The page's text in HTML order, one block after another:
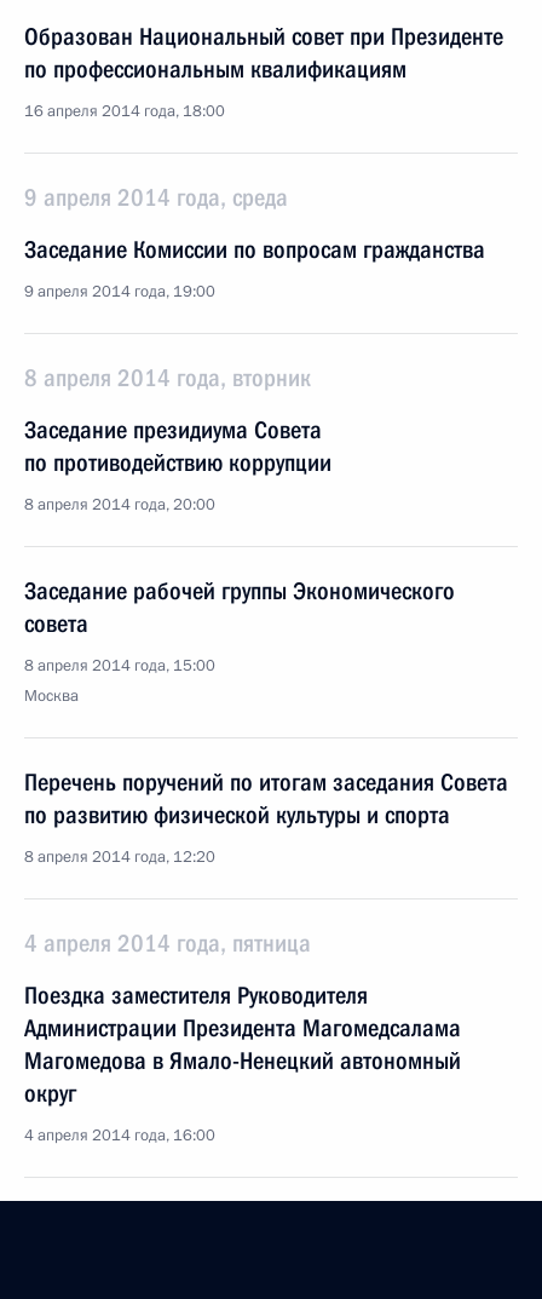
Образован Национальный совет при Президенте
по профессиональным квалификациям
16 апреля 2014 года, 18:00
9 апреля 2014 года, среда
Заседание Комиссии по вопросам гражданства
9 апреля 2014 года, 19:00
8 апреля 2014 года, вторник
Заседание президиума Совета
по противодействию коррупции
8 апреля 2014 года, 20:00
Заседание рабочей группы Экономического
совета
8 апреля 2014 года, 15:00
Москва
Перечень поручений по итогам заседания Совета
по развитию физической культуры и спорта
8 апреля 2014 года, 12:20
4 апреля 2014 года, пятница
Поездка заместителя Руководителя
Администрации Президента Магомедсалама
Магомедова в Ямало-Ненецкий автономный
округ
4 апреля 2014 года, 16:00